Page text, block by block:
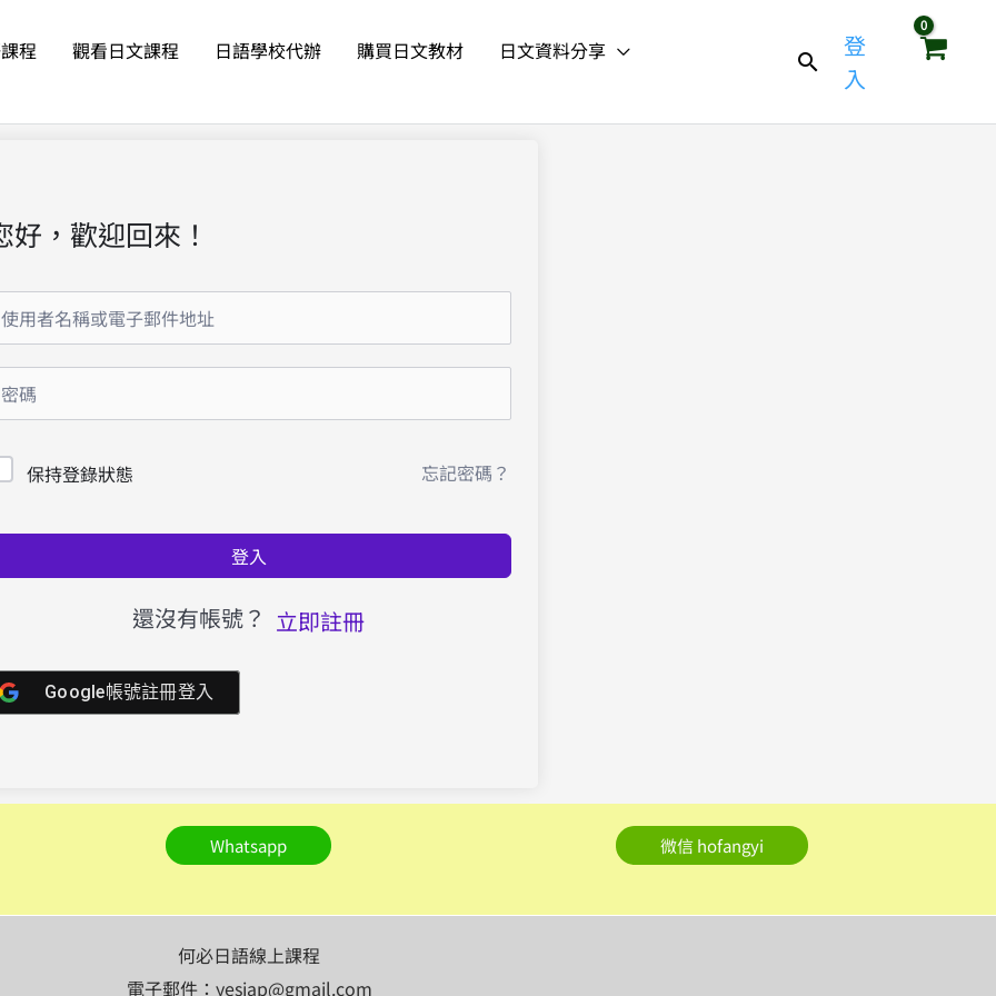
程 觀看日文課程 日語學校代辦 購買日文教材
日文資料分享
登
入
好，歡迎回來！
保持登錄狀態 忘記密碼？
登入
還沒有帳號？ 立即註冊
Google帳號註冊登入
Whatsapp 微信 hofangyi
何必日語線上課程
電子郵件：yesjap@gmail.com